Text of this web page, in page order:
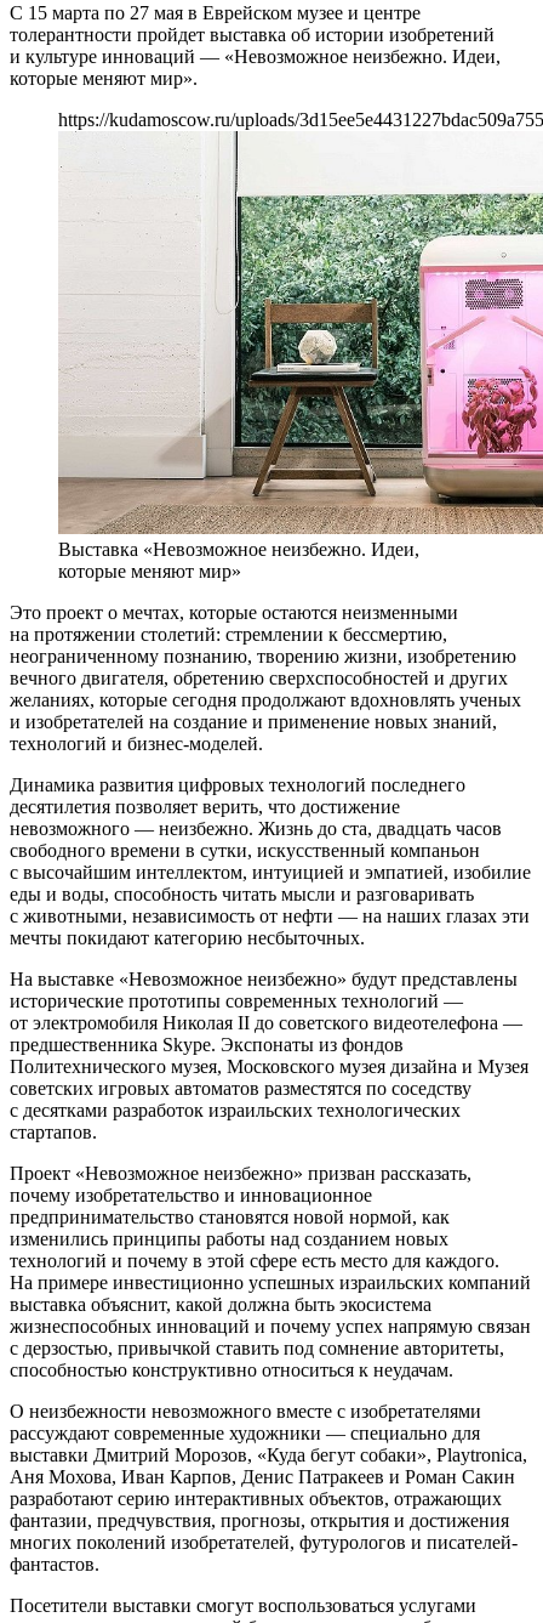
С 15 марта по 27 мая в Еврейском музее и центре
толерантности пройдет выставка об истории изобретений
и культуре инноваций — «Невозможное неизбежно. Идеи,
которые меняют мир».
https://kudamoscow.ru/uploads/
Выставка «Невозможное неизбежно. Идеи,
которые меняют мир»
Это проект о мечтах, которые остаются неизменными
на протяжении столетий: стремлении к бессмертию,
неограниченному познанию, творению жизни, изобретению
вечного двигателя, обретению сверхспособностей и других
желаниях, которые сегодня продолжают вдохновлять ученых
и изобретателей на создание и применение новых знаний,
технологий и бизнес-моделей.
Динамика развития цифровых технологий последнего
десятилетия позволяет верить, что достижение
невозможного — неизбежно. Жизнь до ста, двадцать часов
свободного времени в сутки, искусственный компаньон
с высочайшим интеллектом, интуицией и эмпатией, изобилие
еды и воды, способность читать мысли и разговаривать
с животными, независимость от нефти — на наших глазах эти
мечты покидают категорию несбыточных.
На выставке «Невозможное неизбежно» будут представлены
исторические прототипы современных технологий —
от электромобиля Николая II до советского видеотелефона —
предшественника Skype. Экспонаты из фондов
Политехнического музея, Московского музея дизайна и Музея
советских игровых автоматов разместятся по соседству
с десятками разработок израильских технологических
стартапов.
Проект «Невозможное неизбежно» призван рассказать,
почему изобретательство и инновационное
предпринимательство становятся новой нормой, как
изменились принципы работы над созданием новых
технологий и почему в этой сфере есть место для каждого.
На примере инвестиционно успешных израильских компаний
выставка объяснит, какой должна быть экосистема
жизнеспособных инноваций и почему успех напрямую связан
с дерзостью, привычкой ставить под сомнение авторитеты,
способностью конструктивно относиться к неудачам.
О неизбежности невозможного вместе с изобретателями
рассуждают современные художники — специально для
выставки Дмитрий Морозов, «Куда бегут собаки», Playtronica,
Аня Мохова, Иван Карпов, Денис Патракеев и Роман Сакин
разработают серию интерактивных объектов, отражающих
фантазии, предчувствия, прогнозы, открытия и достижения
многих поколений изобретателей, футурологов и писателей-
фантастов.
Посетители выставки смогут воспользоваться услугами